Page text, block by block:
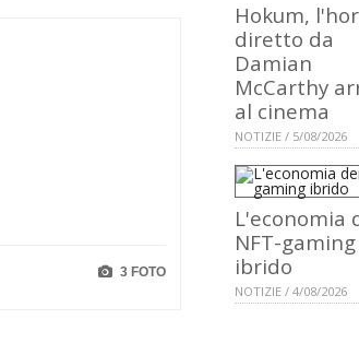
3 FOTO
Hokum,
diretto da
Damian
McCarthy
al cinema
NOTIZIE / 5/08/2026
L'economia
NFT-gaming
ibrido
NOTIZIE / 4/08/2026